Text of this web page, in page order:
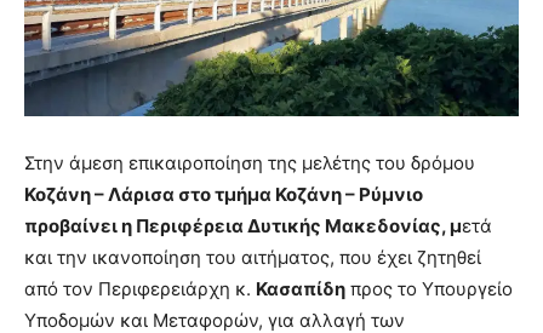
Στην άμεση επικαιροποίηση της μελέτης του δρόμου
Κοζάνη – Λάρισα στο τμήμα Κοζάνη – Ρύμνιο
προβαίνει η Περιφέρεια Δυτικής Μακεδονίας, μετά
και την ικανοποίηση του αιτήματος, που έχει ζητηθεί
από τον Περιφερειάρχη κ. Κασαπίδη προς το Υπουργείο
Υποδομών και Μεταφορών, για αλλαγή των